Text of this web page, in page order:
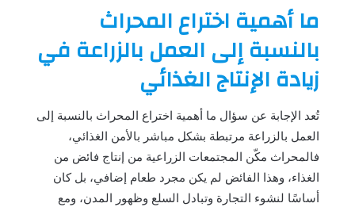
ما أهمية اختراع المحراث
بالنسبة إلى العمل بالزراعة في
زيادة الإنتاج الغذائي
تُعد الإجابة عن سؤال ما أهمية اختراع المحراث بالنسبة إلى
العمل بالزراعة مرتبطة بشكل مباشر بالأمن الغذائي،
فالمحراث مكّن المجتمعات الزراعية من إنتاج فائض من
الغذاء، وهذا الفائض لم يكن مجرد طعام إضافي، بل كان
أساسًا لنشوء التجارة وتبادل السلع وظهور المدن، ومع